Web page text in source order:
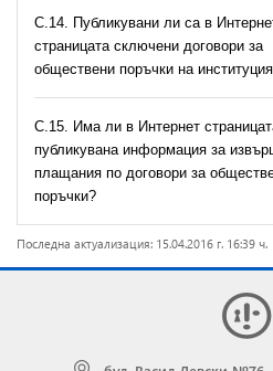
С.14. Публикувани ли са в
страницата сключени договори за
обществени поръчки на
С.15. Има ли в Интернет
публикувана информация за
плащания по договори за
поръчки?
Последна актуализация: 15.04.2016 г. 16:39 ч.